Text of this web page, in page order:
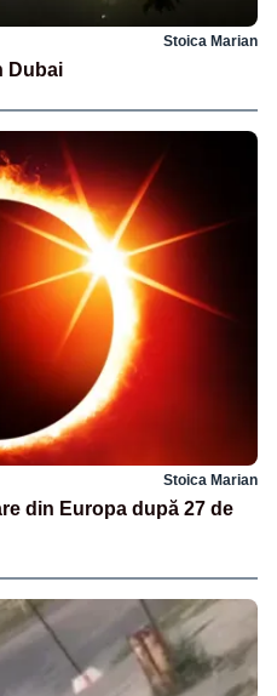
Stoica Marian
Dubai
Stoica Marian
din Europa după 27 de